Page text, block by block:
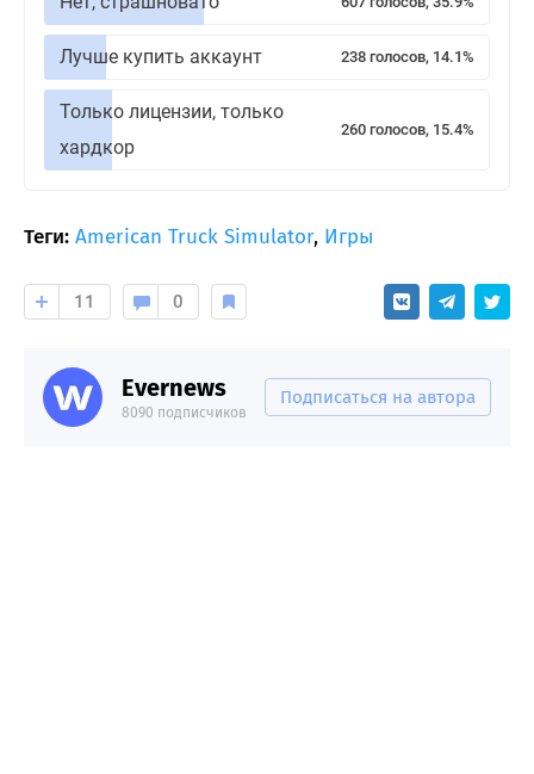
Лучше купить аккаунт 238 голосов, 14.1%
Только лицензии, только
хардкор
260 голосов, 15.4%
Теги: American Truck Simulator, Игры
11 0
Evernews
8090 подписчиков
Подписаться на автора